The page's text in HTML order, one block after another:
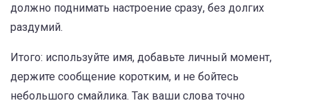
должно поднимать настроение сразу, без долгих
раздумий.
Итого: используйте имя, добавьте личный момент,
держите сообщение коротким, и не бойтесь
небольшого смайлика. Так ваши слова точно